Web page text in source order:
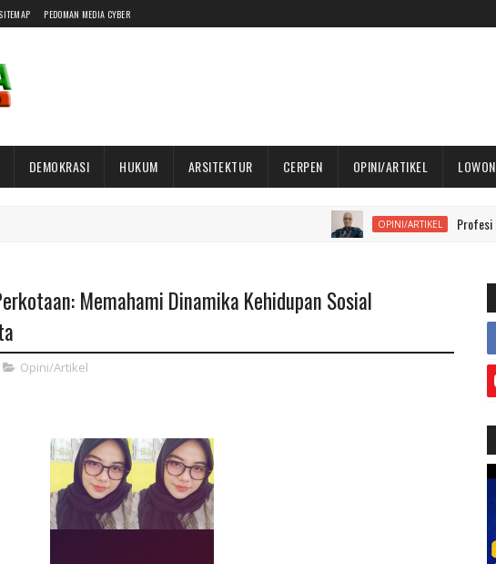
SITEMAP PEDOMAN MEDIA CYBER
DEMOKRASI HUKUM ARSITEKTUR CERPEN OPINI/ARTIKEL
OPINI/ARTIKEL Profesi
Memahami Dinamika Kehidupan Sosial
Opini/Artikel